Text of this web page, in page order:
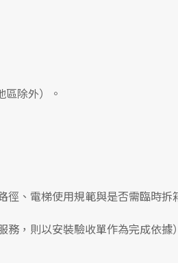
除外）。
徑、電梯使用規範與是否需臨時拆
，則以安裝驗收單作為完成依據